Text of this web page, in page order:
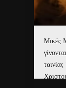
Μικές